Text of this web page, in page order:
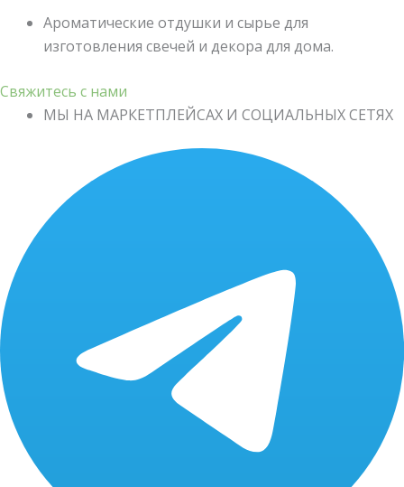
Ароматические отдушки и сырье для
изготовления свечей и декора для дома.
Свяжитесь с нами
МЫ НА МАРКЕТПЛЕЙСАХ И СОЦИАЛЬНЫХ СЕТЯХ